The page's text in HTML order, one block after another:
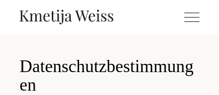
Datenschutzbestimmung
en